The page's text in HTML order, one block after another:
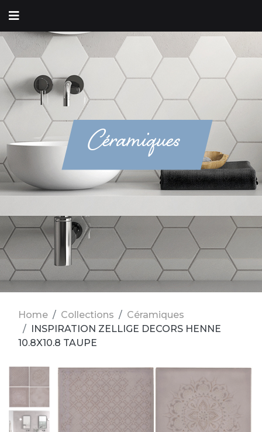
Céramiques
Home Collections
Céramiques
INSPIRATION ZELLIGE DECORS HENNE
10.8X10.8 TAUPE